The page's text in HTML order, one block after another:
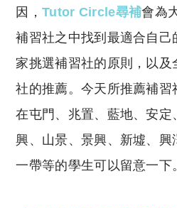
因，Tutor Circle尋補會為
補習社之中找到最適合自
家挑選補習社的原則，以及
社的推薦。今天所推薦補
在屯門、兆置、藍地、安定
興、山景、景興、新墟、
一帶等的學生可以留意一下